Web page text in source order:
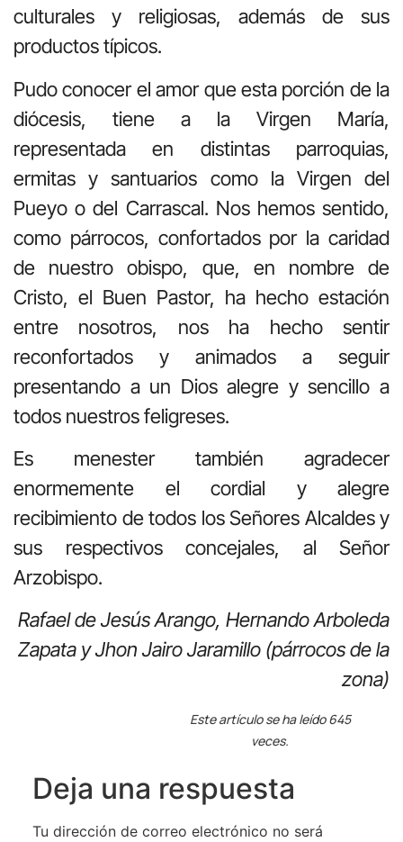
culturales y religiosas, además de sus
productos típicos.
Pudo conocer el amor que esta porción de la
diócesis, tiene a la Virgen María,
representada en distintas parroquias,
ermitas y santuarios como la Virgen del
Pueyo o del Carrascal. Nos hemos sentido,
como párrocos, confortados por la caridad
de nuestro obispo, que, en nombre de
Cristo, el Buen Pastor, ha hecho estación
entre nosotros, nos ha hecho sentir
reconfortados y animados a seguir
presentando a un Dios alegre y sencillo a
todos nuestros feligreses.
Es menester también agradecer
enormemente el cordial y alegre
recibimiento de todos los Señores Alcaldes y
sus respectivos concejales, al Señor
Arzobispo.
Rafael de Jesús Arango, Hernando Arboleda
Zapata y Jhon Jairo Jaramillo (párrocos de la
zona)
Este artículo se ha leído 645
veces.
Deja una respuesta
Tu dirección de correo electrónico no será